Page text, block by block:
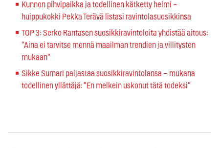
Kunnon pihvipaikka ja todellinen kätketty helmi –
huippukokki Pekka Terävä listasi ravintolasuosikkinsa
TOP 3: Serko Rantasen suosikkiravintoloita yhdistää aitous:
"Aina ei tarvitse mennä maailman trendien ja villitysten
mukaan"
Sikke Sumari paljastaa suosikkiravintolansa – mukana
todellinen yllättäjä: "En melkein uskonut tätä todeksi"